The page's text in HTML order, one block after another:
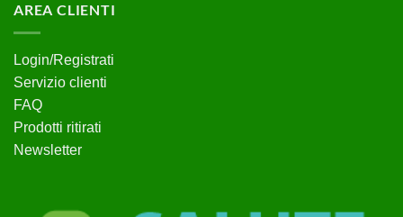
AREA CLIENTI
Login/Registrati
Servizio clienti
FAQ
Prodotti ritirati
Newsletter